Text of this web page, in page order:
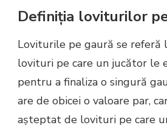
Definiția loviturilor
Loviturile pe gaură se referă
lovituri pe care un jucător le
pentru a finaliza o singură
are de obicei o valoare par,
așteptat de lovituri pe care